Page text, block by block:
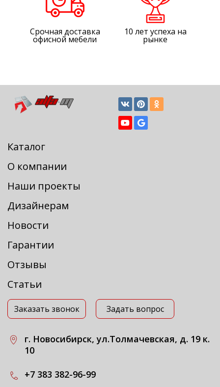
Срочная доставка
офисной мебели
10 лет успеха на
рынке
Каталог
О компании
Наши проекты
Дизайнерам
Новости
Гарантии
Отзывы
Статьи
Заказать звонок Задать вопрос
г. Новосибирск, ул.Толмачевская, д. 19 к.
10
+7 383 382-96-99